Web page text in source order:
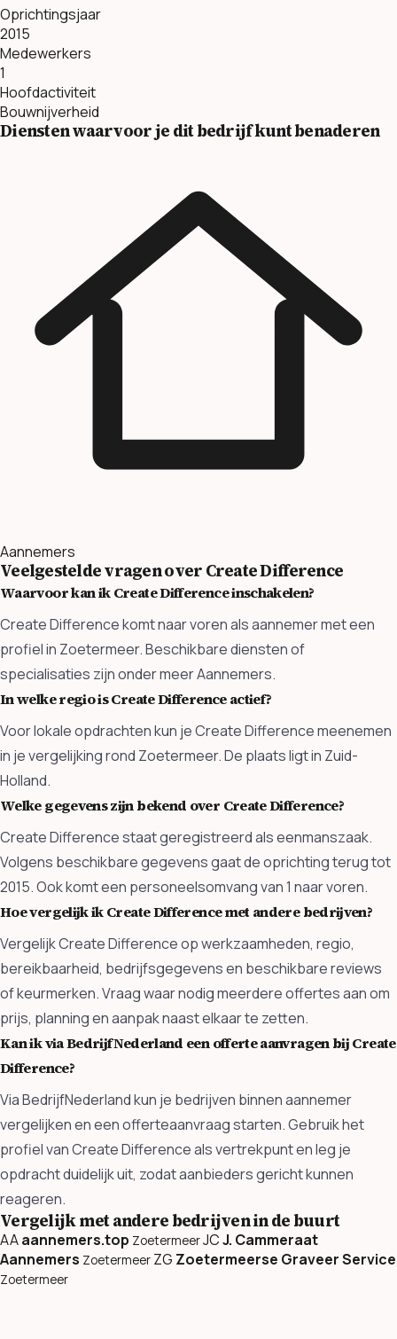
Oprichtingsjaar
2015
Medewerkers
1
Hoofdactiviteit
Bouwnijverheid
Diensten waarvoor je dit bedrijf kunt benaderen
Aannemers
Veelgestelde vragen over Create Difference
Waarvoor kan ik Create Difference inschakelen?
Create Difference komt naar voren als aannemer met een
profiel in Zoetermeer. Beschikbare diensten of
specialisaties zijn onder meer Aannemers.
In welke regio is Create Difference actief?
Voor lokale opdrachten kun je Create Difference meenemen
in je vergelijking rond Zoetermeer. De plaats ligt in Zuid-
Holland.
Welke gegevens zijn bekend over Create Difference?
Create Difference staat geregistreerd als eenmanszaak.
Volgens beschikbare gegevens gaat de oprichting terug tot
2015. Ook komt een personeelsomvang van 1 naar voren.
Hoe vergelijk ik Create Difference met andere bedrijven?
Vergelijk Create Difference op werkzaamheden, regio,
bereikbaarheid, bedrijfsgegevens en beschikbare reviews
of keurmerken. Vraag waar nodig meerdere offertes aan om
prijs, planning en aanpak naast elkaar te zetten.
Kan ik via BedrijfNederland een offerte aanvragen bij Create
Difference?
Via BedrijfNederland kun je bedrijven binnen aannemer
vergelijken en een offerteaanvraag starten. Gebruik het
profiel van Create Difference als vertrekpunt en leg je
opdracht duidelijk uit, zodat aanbieders gericht kunnen
reageren.
Vergelijk met andere bedrijven in de buurt
AAaannemers.top ZoetermeerJCJ. Cammeraat
Aannemers Zoetermeer ZG Zoetermeerse Graveer Service
Zoetermeer